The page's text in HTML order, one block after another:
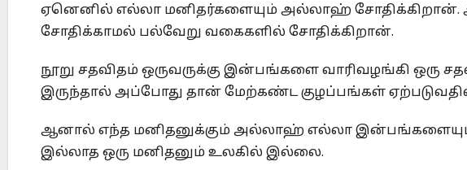
ஏனெனில் எல்லா மனிதர்களையும் அல்லாஹ் சோதிக்கிறான்.
சோதிக்காமல் பல்வேறு வகைகளில் சோதிக்கிறான்.
நூறு சதவிதம் ஒருவருக்கு இன்பங்களை வாரிவழங்கி ஒரு
இருந்தால் அப்போது தான் மேற்கண்ட குழப்பங்கள்
ஆனால் எந்த மனிதனுக்கும் அல்லாஹ் எல்லா
இல்லாத ஒரு மனிதனும் உலகில் இல்லை.